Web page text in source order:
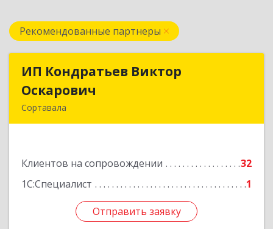
Рекомендованные партнеры
ИП Кондратьев Виктор
Оскарович
Сортавала
Клиентов на сопровождении
32
1С:Специалист
1
Отправить заявку
ИП Кондратьев Виктор
Подробнее
Отправить заявку